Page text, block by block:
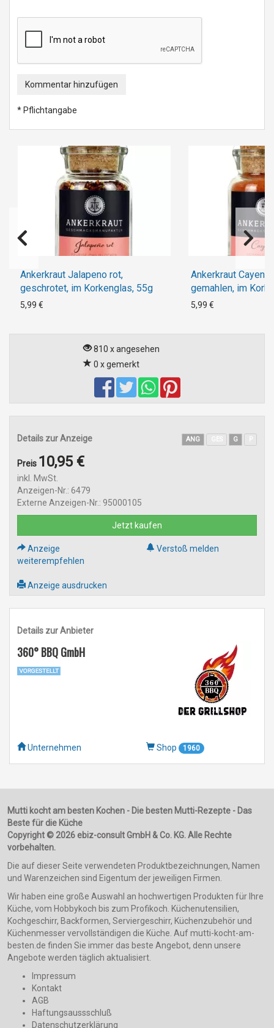
Kommentar hinzufügen
* Pflichtangabe
Ankerkraut Jalapeno rot,
geschrotet, im Korkenglas, 55g
5,99 €
Ankerkraut
gemahlen, im
5,99 €
810 x angesehen
0 x gemerkt
Details zur Anzeige ANG G
Preis 10,95 €
inkl. MwSt.
Anzeigen-Nr.: 6479
Externe Anzeigen-Nr.: 95000105
Jetzt kaufen
Anzeige
weiterempfehlen
Verstoß melden
Anzeige ausdrucken
Details zur Anbieter
360° BBQ GmbH
Unternehmen Shop 1960
Mutti kocht am besten Kochen - Die besten Mutti-Rezepte - Das
Beste für die Küche
Copyright © 2026 ebiz-consult GmbH & Co. KG. Alle Rechte
vorbehalten.
Die auf dieser Seite verwendeten Produktbezeichnungen, Namen
und Warenzeichen sind Eigentum der jeweiligen Firmen.
Wir haben eine große Auswahl an hochwertigen Produkten für Ihre
Küche, vom Hobbykoch bis zum Profikoch. Küchenutensilien,
Kochgeschirr, Backformen, Serviergeschirr, Küchenzubehör und
Küchenmesser vervollständigen die Küche. Auf mutti-kocht-am-
besten.de finden Sie immer das beste Angebot, denn unsere
Angebote werden täglich aktualisiert.
Impressum
Kontakt
AGB
Haftungsaussschluß
Datenschutzerklärung